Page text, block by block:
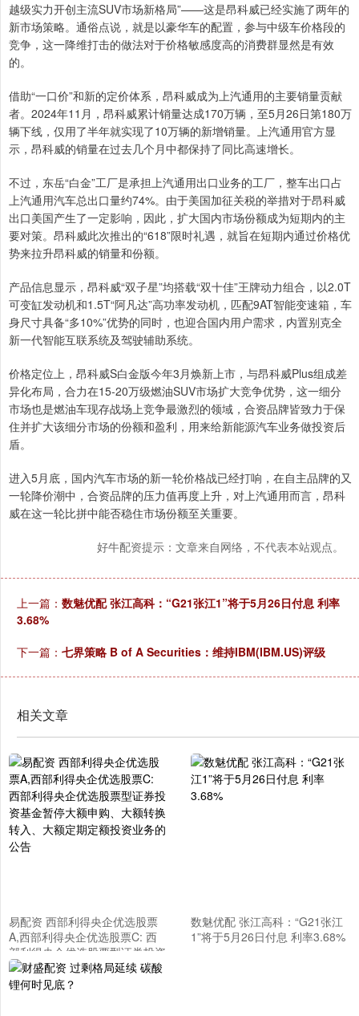
越级实力开创主流SUV市场新格局”——这是昂科威已经实施了两年的
新市场策略。通俗点说，就是以豪华车的配置，参与中级车价格段的
竞争，这一降维打击的做法对于价格敏感度高的消费群显然是有效
的。
借助“一口价”和新的定价体系，昂科威成为上汽通用的主要销量贡献
者。2024年11月，昂科威累计销量达成170万辆，至5月26日第180万
辆下线，仅用了半年就实现了10万辆的新增销量。上汽通用官方显
示，昂科威的销量在过去几个月中都保持了同比高速增长。
不过，东岳“白金”工厂是承担上汽通用出口业务的工厂，整车出口占
上汽通用汽车总出口量约74%。由于美国加征关税的举措对于昂科威
出口美国产生了一定影响，因此，扩大国内市场份额成为短期内的主
要对策。昂科威此次推出的“618”限时礼遇，就旨在短期内通过价格优
势来拉升昂科威的销量和份额。
产品信息显示，昂科威“双子星”均搭载“双十佳”王牌动力组合，以2.0T
可变缸发动机和1.5T“阿凡达”高功率发动机，匹配9AT智能变速箱，车
身尺寸具备“多10%”优势的同时，也迎合国内用户需求，内置别克全
新一代智能互联系统及驾驶辅助系统。
价格定位上，昂科威S白金版今年3月焕新上市，与昂科威Plus组成差
异化布局，合力在15-20万级燃油SUV市场扩大竞争优势，这一细分
市场也是燃油车现存战场上竞争最激烈的领域，合资品牌皆致力于保
住并扩大该细分市场的份额和盈利，用来给新能源汽车业务做投资后
盾。
进入5月底，国内汽车市场的新一轮价格战已经打响，在自主品牌的又
一轮降价潮中，合资品牌的压力值再度上升，对上汽通用而言，昂科
威在这一轮比拼中能否稳住市场份额至关重要。
好牛配资提示：文章来自网络，不代表本站观点。
上一篇： 数魅优配 张江高科：“G21张江1”将于5月26日付息 利率
3.68%
下一篇： 七界策略 B of A Securities：维持IBM(IBM.US)评级
相关文章
易配资 西部利得央企优选股票
A,西部利得央企优选股票C: 西
部利得央企优选股票型证券投资
基金暂停大额申购、大额转换转
入、大额定期定额投资业务的公
数魅优配 张江高科：“G21张江
1”将于5月26日付息 利率3.68%